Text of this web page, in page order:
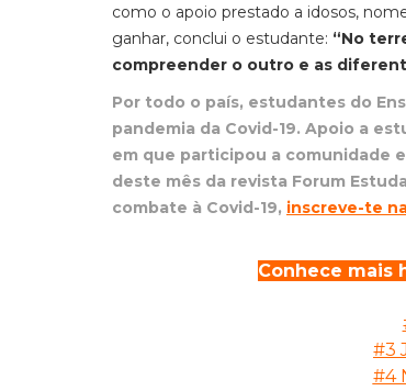
como o apoio prestado a idosos,
ganhar, conclui o estudante: “No
compreender o outro e as
Por todo o país, estudantes do
pandemia da Covid-19. Apoio a
em que participou a comunidade
deste mês da revista Forum
combate à Covid-19, inscreve-te
Conhece mais
#3
#4